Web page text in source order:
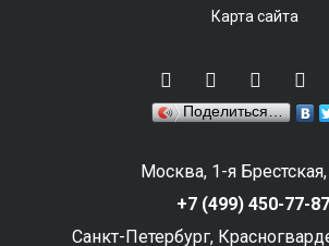
Карта сайта
Поделиться…
Москва, 1-я
+7 (499) 450-77-87
Санкт-Петербург,